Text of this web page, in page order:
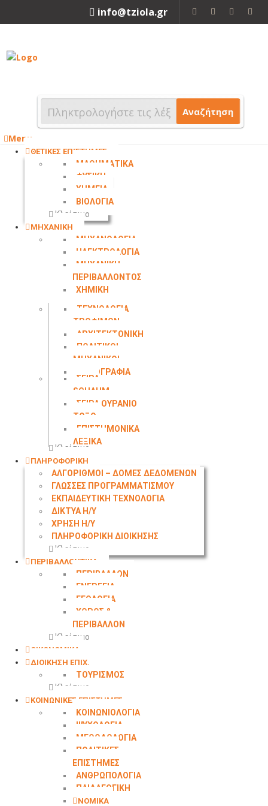
info@tziola.gr
Αναζήτηση
Menu
ΘΕΤΙΚΕΣ ΕΠΙΣΤΗΜΕΣ
ΜΑΘΗΜΑΤΙΚΑ
ΦΥΣΙΚΗ
ΧΗΜΕΙΑ
ΒΙΟΛΟΓΙΑ
Κλείσιμο
ΜΗΧΑΝΙΚΗ
ΜΗΧΑΝΟΛΟΓΙΑ
ΗΛΕΚΤΡΟΛΟΓΙΑ
ΜΗΧΑΝΙΚΗ
ΠΕΡΙΒΑΛΛΟΝΤΟΣ
ΧΗΜΙΚΗ
ΤΕΧΝΟΛΟΓΙΑ
ΤΡΟΦΙΜΩΝ
ΑΡΧΙΤΕΚΤΟΝΙΚΗ
ΠΟΛΙΤΙΚΟΙ
ΜΗΧΑΝΙΚΟΙ
ΤΟΠΟΓΡΑΦΙΑ
ΣΕΙΡΑ
SCHAUM
ΣΕΙΡΑ ΟΥΡΑΝΙΟ
ΤΟΞΟ
ΕΠΙΣΤΗΜΟΝΙΚΑ
ΛΕΞΙΚΑ
Κλείσιμο
ΠΛΗΡΟΦΟΡΙΚΗ
ΑΛΓΟΡΙΘΜΟΙ – ΔΟΜΕΣ ΔΕΔΟΜΕΝΩΝ
ΓΛΩΣΣΕΣ ΠΡΟΓΡΑΜΜΑΤΙΣΜΟΥ
ΕΚΠΑΙΔΕΥΤΙΚΗ ΤΕΧΝΟΛΟΓΙΑ
ΔΙΚΤΥΑ Η/Υ
ΧΡΗΣΗ Η/Υ
ΠΛΗΡΟΦΟΡΙΚΗ ΔΙΟΙΚΗΣΗΣ
Κλείσιμο
ΠΕΡΙΒΑΛΛΟΝΤΙΚΑ
ΠΕΡΙΒΑΛΛΟΝ
ΕΝΕΡΓΕΙΑ
ΓΕΩΛΟΓΙΑ
ΧΩΡΟΣ &
ΠΕΡΙΒΑΛΛΟΝ
Κλείσιμο
ΟΙΚΟΝΟΜΙΚΑ
ΔΙΟΙΚΗΣΗ ΕΠΙΧ.
ΤΟΥΡΙΣΜΟΣ
Κλείσιμο
ΚΟΙΝΩΝΙΚΕΣ ΕΠΙΣΤΗΜΕΣ
ΚΟΙΝΩΝΙΟΛΟΓΙΑ
ΨΥΧΟΛΟΓΙΑ
ΜΕΘΟΔΟΛΟΓΙΑ
ΠΟΛΙΤΙΚΕΣ
ΕΠΙΣΤΗΜΕΣ
ΑΝΘΡΩΠΟΛΟΓΙΑ
ΠΑΙΔΑΓΩΓΙΚΗ
ΝΟΜΙΚΑ